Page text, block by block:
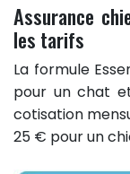
Assurance
les tarifs
La formule
pour un chat
cotisation
25 € pour un